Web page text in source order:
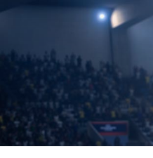
principal